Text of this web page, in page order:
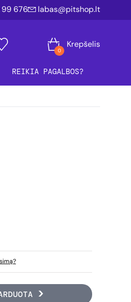
676 labas@pitshop.lt
0
Krepšelis
REIKIA PAGALBOS?